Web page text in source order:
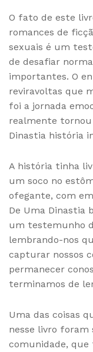
O fato de este
romances de
sexuais é um
de desafiar
importantes. O
reviravoltas que
foi a jornada
realmente tornou
Dinastia história
A história tinha
um soco no
ofegante, com
De Uma Dinastia
um testemunho
lembrando-nos
capturar nossos
permanecer
terminamos de
Uma das coisas
nesse livro foram
comunidade, que